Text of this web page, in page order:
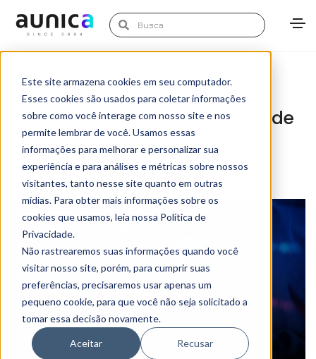
Este site armazena cookies em seu computador.
Esses cookies são usados para coletar informações
sobre como você interage com nosso site e nos
permite lembrar de você. Usamos essas
informações para melhorar e personalizar sua
experiência e para análises e métricas sobre nossos
visitantes, tanto nesse site quanto em outras
mídias. Para obter mais informações sobre os
cookies que usamos, leia nossa Política de
Privacidade.
Não rastrearemos suas informações quando você
visitar nosso site, porém, para cumprir suas
preferências, precisaremos usar apenas um
pequeno cookie, para que você não seja solicitado a
tomar essa decisão novamente.
Aceitar Recusar
Marketing Aunica
Webinar: Eleve sua estratégia de
negócios com a Amplitude